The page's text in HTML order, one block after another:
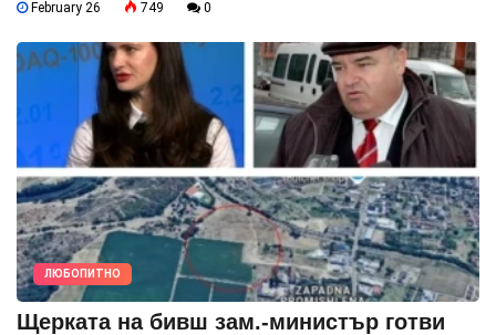
February 26 749 0
ЛЮБОПИТНО
Щерката на бивш зам.-министър готви